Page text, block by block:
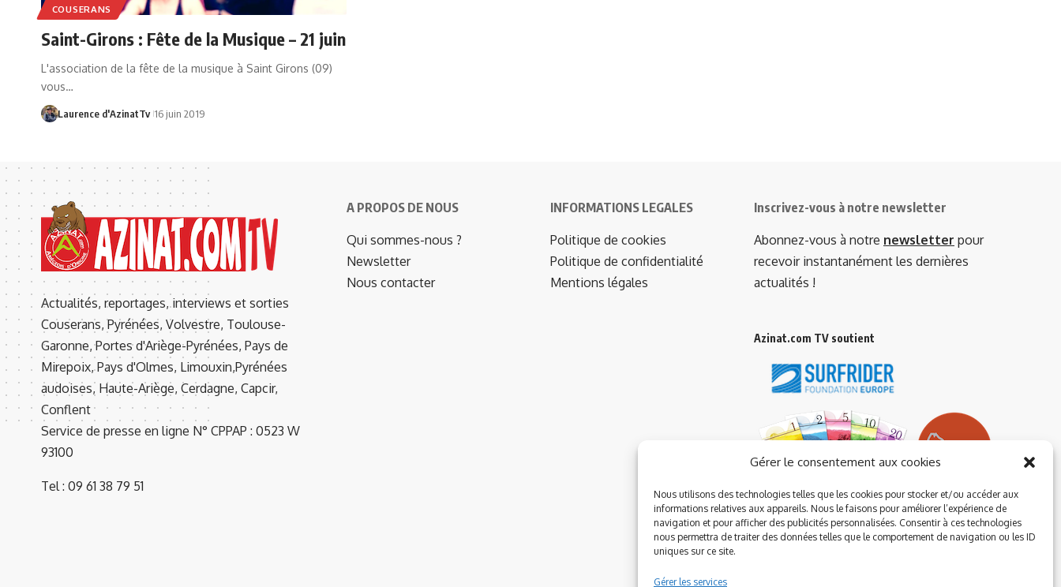
Gérer le consentement aux cookies
Nous utilisons des technologies telles que les cookies pour stocker et/ou accéder aux
informations relatives aux appareils. Nous le faisons pour améliorer l’expérience de
navigation et pour afficher des publicités personnalisées. Consentir à ces technologies
nous permettra de traiter des données telles que le comportement de navigation ou les ID
uniques sur ce site.
Gérer les services
COUSERANS
Saint-Girons : Fête de la Musique – 21 juin
L'association de la fête de la musique à Saint Girons (09)
vous…
Laurence d'AzinatTv 16 juin 2019
Actualités, reportages, interviews et sorties
Couserans, Pyrénées, Volvestre, Toulouse-
Garonne, Portes d'Ariège-Pyrénées, Pays de
Mirepoix, Pays d'Olmes, Limouxin,Pyrénées
audoises, Haute-Ariège, Cerdagne, Capcir,
Conflent
Service de presse en ligne N° CPPAP : 0523 W
93100
Tel : 09 61 38 79 51
A PROPOS DE NOUS
Qui sommes-nous ?
Newsletter
Nous contacter
INFORMATIONS LEGALES
Politique de cookies
Politique de confidentialité
Mentions légales
Inscrivez-vous à notre newsletter
Abonnez-vous à notre newsletter pour
recevoir instantanément les dernières
actualités !
Azinat.com TV soutient